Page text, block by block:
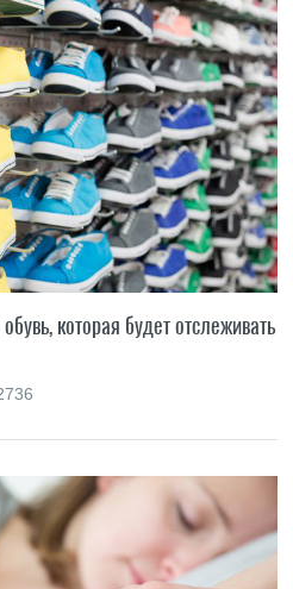
которая будет отслеживать